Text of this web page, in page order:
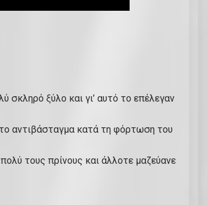
σκληρό ξύλο και γι’ αυτό το επέλεγαν
το αντιβάσταγμα κατά τη φόρτωση του
τους πρίνους και άλλοτε μαζεύανε